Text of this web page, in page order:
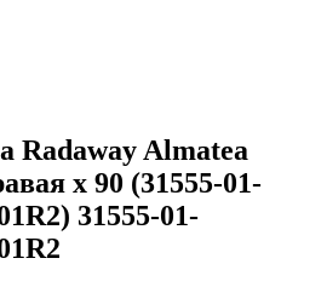
Radaway Almatea
х 90 (31555-01-
31555-01-